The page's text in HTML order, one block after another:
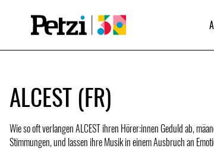
ALCEST (FR)
Wie so oft verlangen ALCEST ihren Hörer:innen Geduld ab,
Stimmungen, und lassen ihre Musik in einem Ausbruch an